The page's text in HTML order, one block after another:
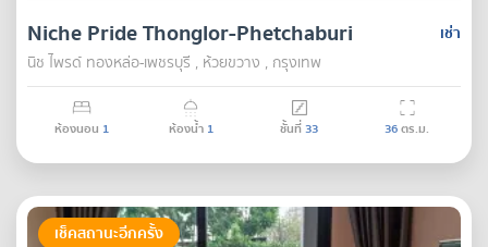
เช่า
Niche Pride Thonglor-Phetchaburi
นิช ไพรด์ ทองหล่อ-เพชรบุรี , ห้วยขวาง , กรุงเทพ
ห้องนอน 1 ห้องน้ำ 1 ชั้นที่33 36ตร.ม.
เช็คสถานะอีกครั้ง